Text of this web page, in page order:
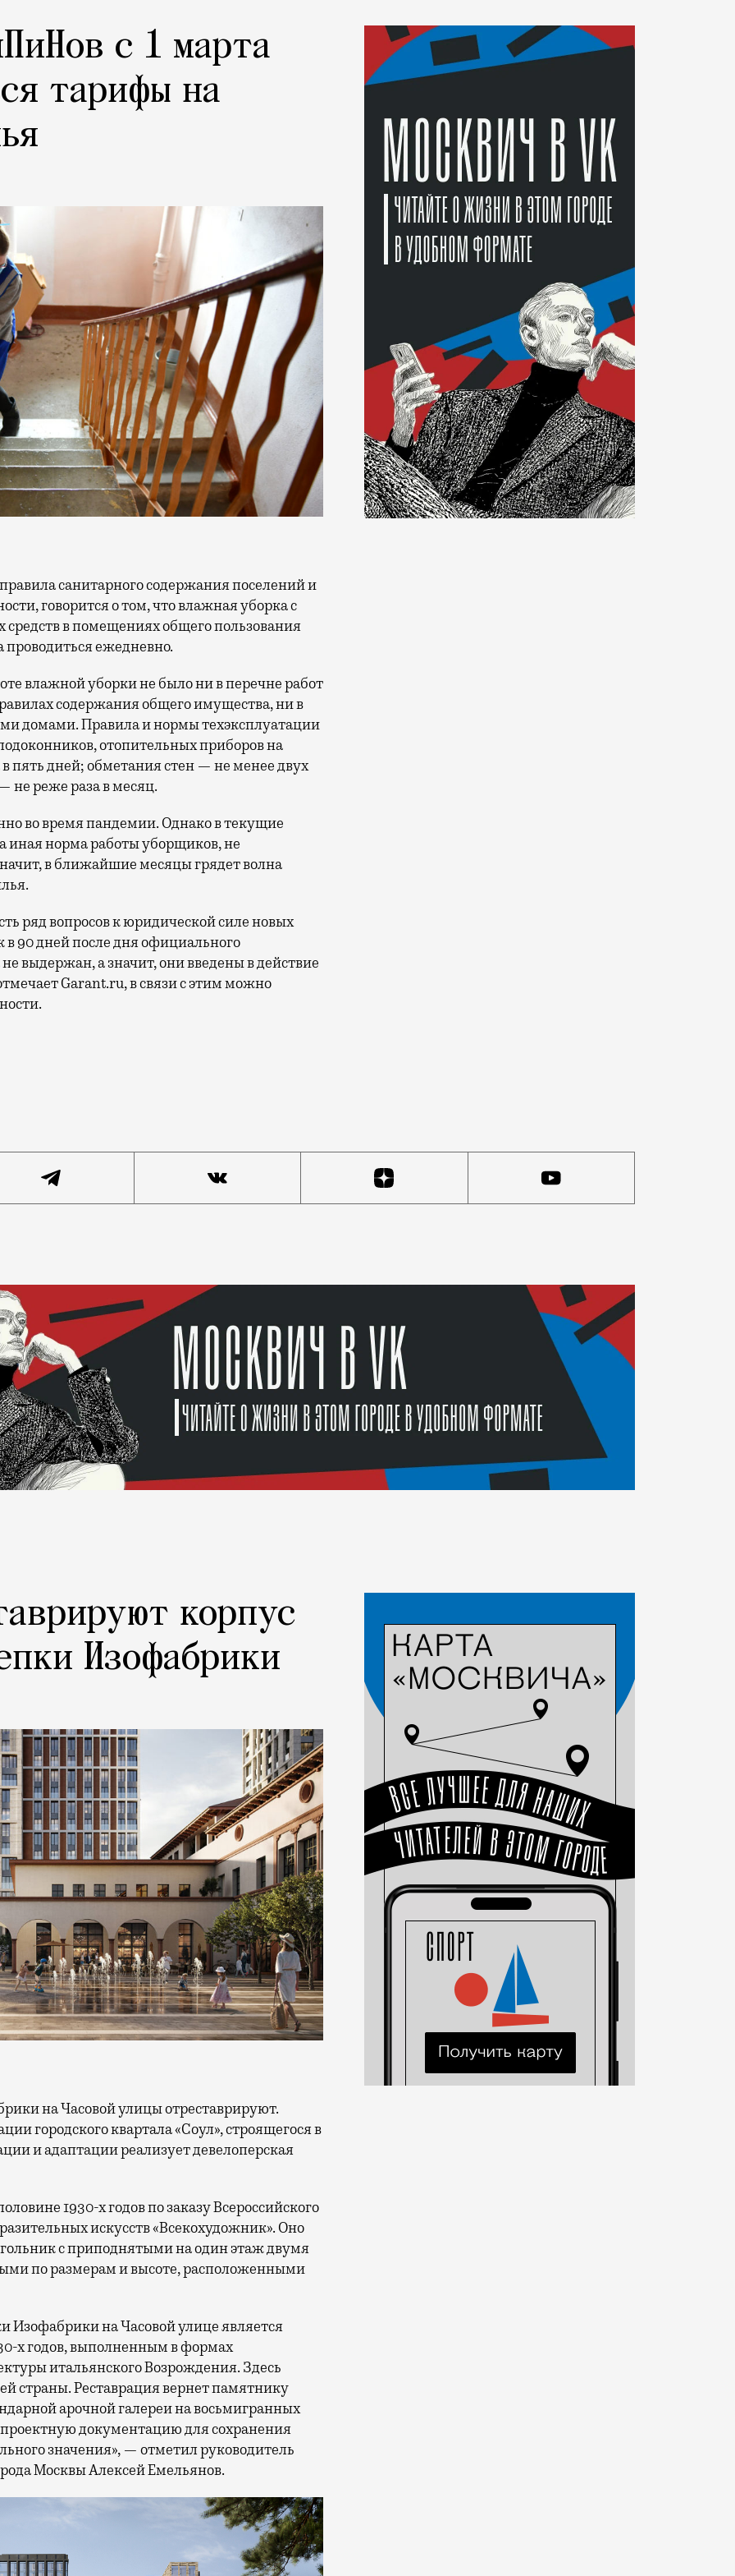
с 1 марта
тарифы на
говорится о том, что влажная уборка с
в помещениях общего пользования
ежедневно.
влажной уборки не было ни в перечне работ
содержания общего имущества, ни в
домами. Правила и нормы техэксплуатации
отопительных приборов на
пять дней; обметания стен — не менее двух
не реже раза в месяц.
во время пандемии. Однако в текущие
норма работы уборщиков, не
в ближайшие месяцы грядет волна
ряд вопросов к юридической силе новых
в 90 дней после дня официального
выдержан, а значит, они введены в действие
Garant.ru, в связи с этим можно
санитарного содержания поселений и эксплуатации помещений. В частности, говорится о том,
корпус
Изофабрики
городского квартала «Соул», строящегося в
и адаптации реализует девелоперская
1930-х годов по заказу Всероссийского
искусств «Всекохудожник». Оно
с приподнятыми на один этаж двумя
по размерам и высоте, расположенными
Изофабрики на Часовой улице является
х годов, выполненным в формах
итальянского Возрождения. Здесь
страны. Реставрация вернет памятнику
арочной галереи на восьмигранных
документацию для сохранения
значения», — отметил руководитель
Москвы Алексей Емельянов.